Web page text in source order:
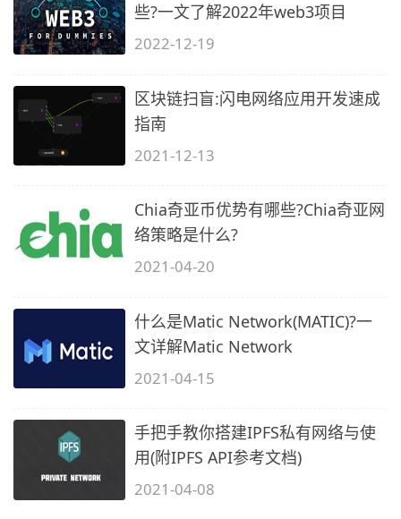
些?一文了解2022年web3项目
2022-12-19
区块链扫盲:闪电网络应用开发速成
指南
2021-12-13
Chia奇亚币优势有哪些?Chia奇亚网
络策略是什么?
2021-04-20
什么是Matic Network(MATIC)?一
文详解Matic Network
2021-04-15
手把手教你搭建IPFS私有网络与使
用(附IPFS API参考文档)
2021-04-08